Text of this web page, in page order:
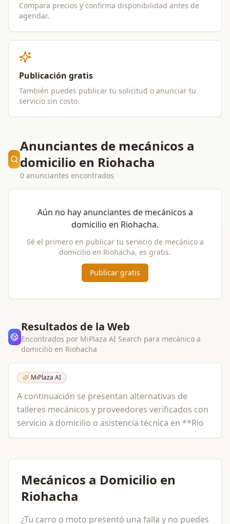
Compara precios y confirma disponibilidad antes de
agendar.
Publicación gratis
También puedes publicar tu solicitud o anunciar tu
servicio sin costo.
Anunciantes de mecánicos a
domicilio en Riohacha
0 anunciantes encontrados
Aún no hay anunciantes de mecánicos a
domicilio en Riohacha.
Sé el primero en publicar tu servicio de mecánico a
domicilio en Riohacha, es gratis.
Publicar gratis
Resultados de la Web
Encontrados por MiPlaza AI Search para mecánico a
domicilioen Riohacha
MiPlaza AI
A continuación se presentan alternativas de
talleres mecánicos y proveedores verificados con
servicio a domicilio o asistencia técnica en **Rio
Mecánicos a Domicilio en
Riohacha
¿Tu carro o moto presentó una falla y no puedes